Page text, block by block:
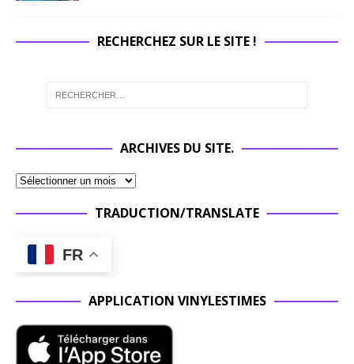
RECHERCHEZ SUR LE SITE !
ARCHIVES DU SITE.
TRADUCTION/TRANSLATE
FR
APPLICATION VINYLESTIMES